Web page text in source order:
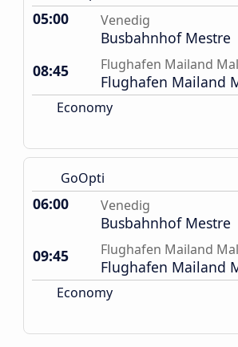
05:00 Venedig
Busbahnhof Mestre
08:45
Flughafen Mailand
Flughafen Mailand
Economy
GoOpti
06:00 Venedig
Busbahnhof Mestre
09:45
Flughafen Mailand
Flughafen Mailand
Economy